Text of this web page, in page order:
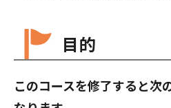
目的
このコースを修了すると次